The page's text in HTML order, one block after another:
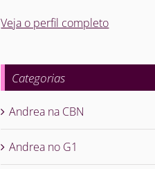
Veja o perfil completo
Categorias
Andrea na CBN
Andrea no G1